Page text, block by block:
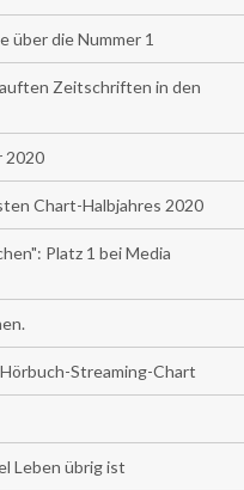
über die Nummer 1
Zeitschriften in den
2020
Chart-Halbjahres 2020
Platz 1 bei Media
Streaming-Chart
Leben übrig ist